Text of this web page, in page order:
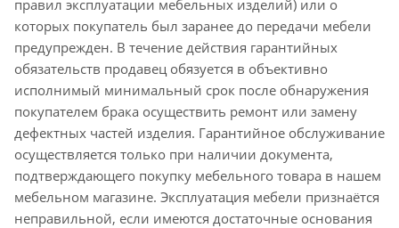
правил эксплуатации мебельных изделий) или о
которых покупатель был заранее до передачи мебели
предупрежден. В течение действия гарантийных
обязательств продавец обязуется в объективно
исполнимый минимальный срок после обнаружения
покупателем брака осуществить ремонт или замену
дефектных частей изделия. Гарантийное обслуживание
осуществляется только при наличии документа,
подтверждающего покупку мебельного товара в нашем
мебельном магазине. Эксплуатация мебели признаётся
неправильной, если имеются достаточные основания